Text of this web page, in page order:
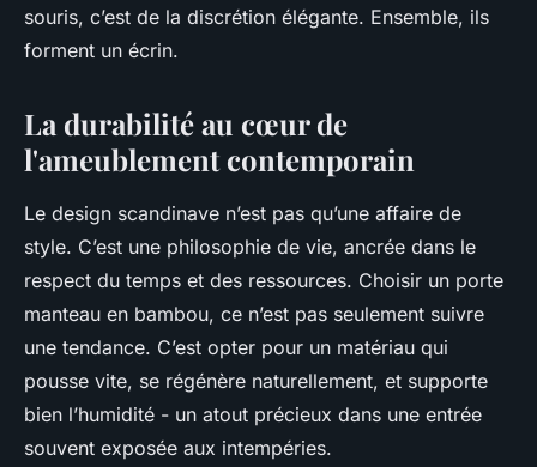
souris, c’est de la discrétion élégante. Ensemble, ils
forment un écrin.
La durabilité au cœur de
l'ameublement contemporain
Le design scandinave n’est pas qu’une affaire de
style. C’est une philosophie de vie, ancrée dans le
respect du temps et des ressources. Choisir un porte
manteau en bambou, ce n’est pas seulement suivre
une tendance. C’est opter pour un matériau qui
pousse vite, se régénère naturellement, et supporte
bien l’humidité - un atout précieux dans une entrée
souvent exposée aux intempéries.